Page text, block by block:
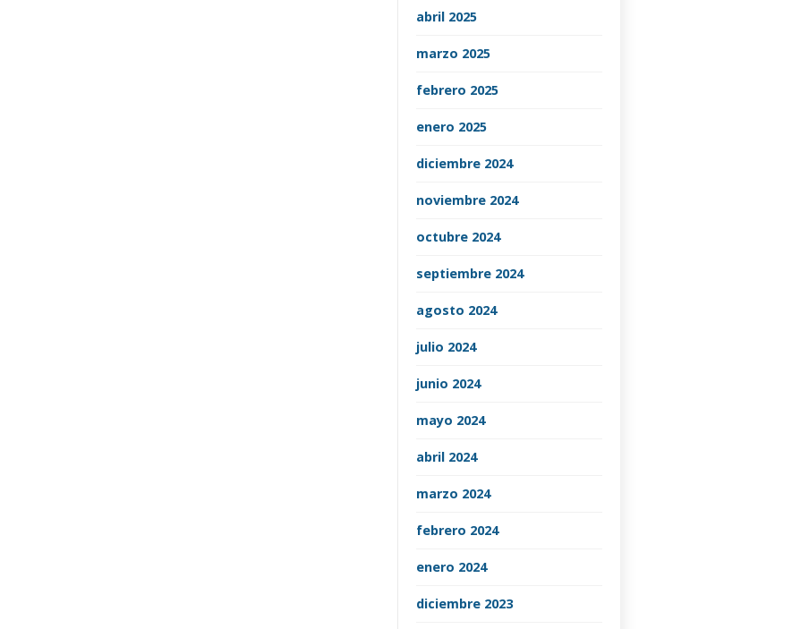
abril 2025
marzo 2025
febrero 2025
enero 2025
diciembre 2024
noviembre 2024
octubre 2024
septiembre 2024
agosto 2024
julio 2024
junio 2024
mayo 2024
abril 2024
marzo 2024
febrero 2024
enero 2024
diciembre 2023